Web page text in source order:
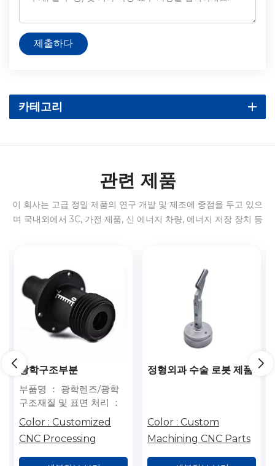
제출하다
카테고리
관련 제품
이 회사는 고급 정밀 제품의 연구 개발 및 제조에 중점을 두고 있으
며 국내외에서 3C, 가전 제품, 신 에너지 차량, 에너지 저장 장치 등
광학구조부분
부품명 ： 광학렌즈/광학
구조재질 및 표면 처리 ：
LY12 알루미늄 매트 블랙
&nbsp;
Color : Customized
CNC Processing
정형외과 수술 로봇 제품
Color : Custom
Machining CNC Parts